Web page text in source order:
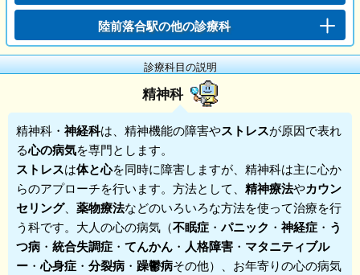
陸前落合駅の他の診療科
診療科目の説明
精神科
精神科 ・ 神経科は、精神機能の障害やストレスが原因で表れ
る心の病気を専門とします。
ストレスは体と心を同時に障害しますが、精神科は主に心か
らのアプローチを行います。方法として、 精神療法やカウン
セリング、 薬物療法などのいろいろな方法を使って治療を行
う科です。大人の心の病気（不眠症 ・パニック ・ 神経症 ・ う
つ病 ・ 統合失調症 ・ てんかん ・ 人格障害 ・ マタニティブル
ー ・心身症 ・ 分裂病 ・ 躁鬱病その他）、お年寄りの心の病気